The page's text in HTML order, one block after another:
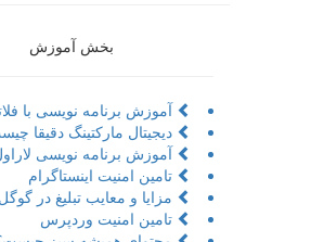
بخش آموزش
آموزش برنامه نویسی با
دیجیتال مارکتینگ دقیقا
آموزش برنامه نویسی
تامین امنیت اینستاگرام
مزایا و معایب تبلیغ در گوگل
تامین امنیت وردپرس